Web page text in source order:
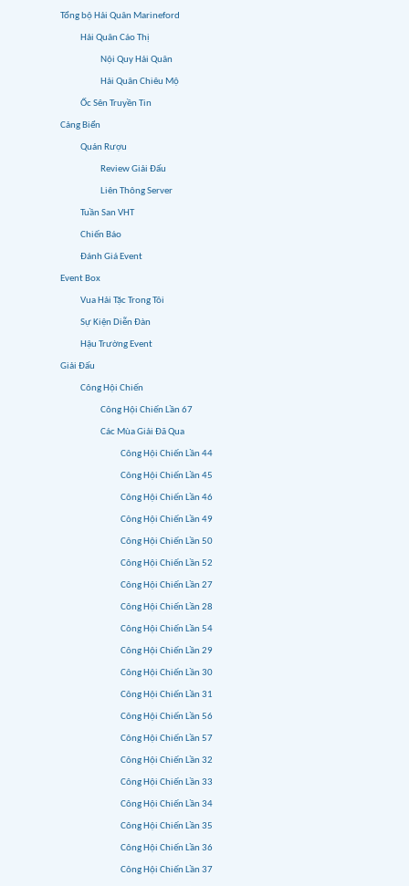
Tổng bộ Hải Quân Marineford
Hải Quân Cáo Thị
Nội Quy Hải Quân
Hải Quân Chiêu Mộ
Ốc Sên Truyền Tin
Cảng Biển
Quán Rượu
Review Giải Đấu
Liên Thông Server
Tuần San VHT
Chiến Báo
Đánh Giá Event
Event Box
Vua Hải Tặc Trong Tôi
Sự Kiện Diễn Đàn
Hậu Trường Event
Giải Đấu
Công Hội Chiến
Công Hội Chiến Lần 67
Các Mùa Giải Đã Qua
Công Hội Chiến Lần 44
Công Hội Chiến Lần 45
Công Hội Chiến Lần 46
Công Hội Chiến Lần 49
Công Hội Chiến Lần 50
Công Hội Chiến Lần 52
Công Hội Chiến Lần 27
Công Hội Chiến Lần 28
Công Hội Chiến Lần 54
Công Hội Chiến Lần 29
Công Hội Chiến Lần 30
Công Hội Chiến Lần 31
Công Hội Chiến Lần 56
Công Hội Chiến Lần 57
Công Hội Chiến Lần 32
Công Hội Chiến Lần 33
Công Hội Chiến Lần 34
Công Hội Chiến Lần 35
Công Hội Chiến Lần 36
Công Hội Chiến Lần 37